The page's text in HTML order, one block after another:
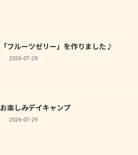
「フルーツゼリー」を作りました♪
2026-07-29
お楽しみデイキャンプ
2026-07-29